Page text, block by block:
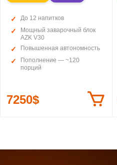
До 12 напитков
Мощный заварочный блок
AZK V30
Повышенная автономность
Пополнение — ~120
порций
7250$